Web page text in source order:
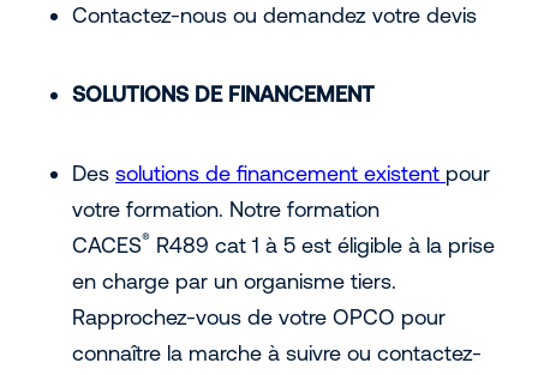
Contactez-nous ou demandez votre devis
SOLUTIONS DE FINANCEMENT
Des solutions de financement existent pour
votre formation. Notre formation
CACES® R489 cat 1 à 5 est éligible à la prise
en charge par un organisme tiers.
Rapprochez-vous de votre OPCO pour
connaître la marche à suivre ou contactez-